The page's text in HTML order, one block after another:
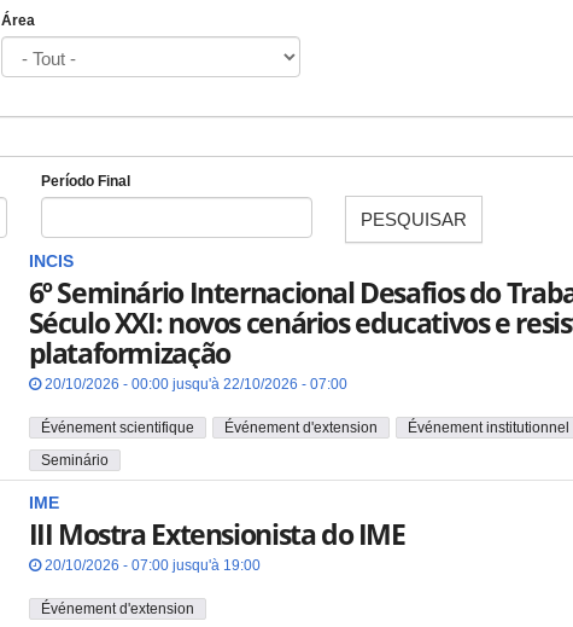
Área
Período Final
PESQUISAR
INCIS
6º Seminário Internacional Desafios do
Século XXI: novos cenários educativos e
plataformização
20/10/2026 - 00:00 jusqu'à 22/10/2026 - 07:00
Événement scientifique Événement d'extension
Événement institutionnel
Seminário
IME
III Mostra Extensionista do IME
20/10/2026 - 07:00 jusqu'à 19:00
Événement d'extension